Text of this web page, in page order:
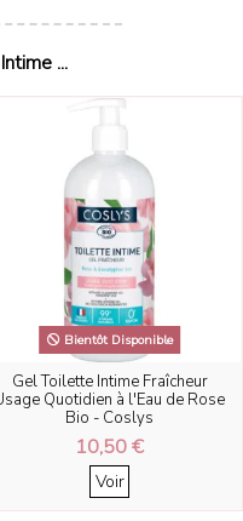
...
Bientôt Disponible
Gel Toilette Intime Fraîcheur
Quotidien à l'Eau de Rose
Bio - Coslys
10,50 €
Voir